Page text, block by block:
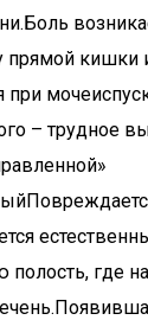
прямой кишки
при
– трудное
где